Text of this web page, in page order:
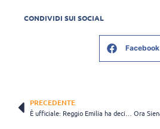
CONDIVIDI SUI SOCIAL
Facebook
PRECEDENTE